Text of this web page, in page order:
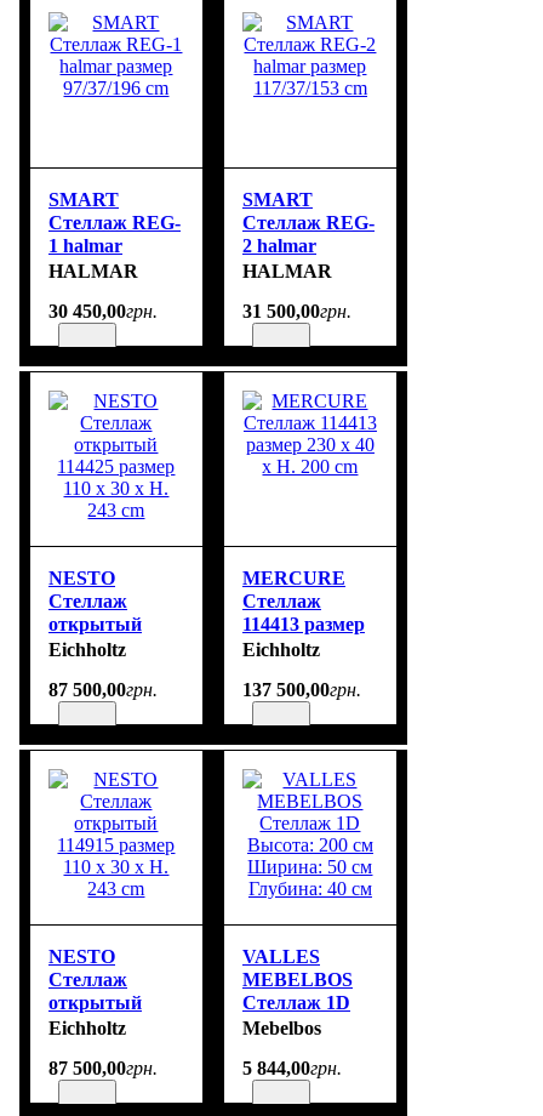
SMART
Стеллаж REG-
1 halmar
размер
HALMAR
30 450,00грн.
SMART
Стеллаж REG-
2 halmar
размер
HALMAR
31 500,00грн.
NESTO
Стеллаж
открытый
114425 размер
243 cm
Eichholtz
87 500,00грн.
MERCURE
Стеллаж
114413 размер
230 x 40 x H.
Eichholtz
137 500,00грн.
NESTO
Стеллаж
открытый
114915 размер
243 cm
Eichholtz
87 500,00грн.
VALLES
MEBELBOS
Стеллаж 1D
Высота: 200 см
Глубина: 40 см
Mebelbos
5 844,00грн.